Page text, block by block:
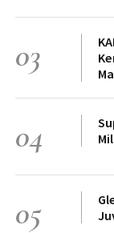
03
04
05